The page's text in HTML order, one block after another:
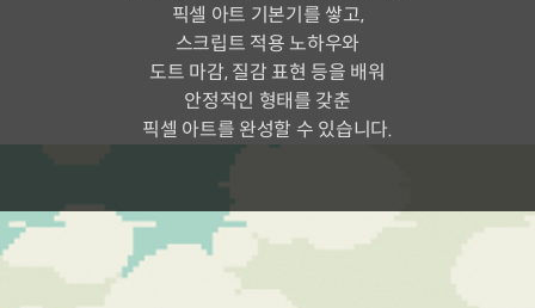
픽셀 아트 기본기를 쌓고,
스크립트 적용 노하우와
도트 마감, 질감 표현 등을 배워
안정적인 형태를 갖춘
픽셀 아트를 완성할 수 있습니다.